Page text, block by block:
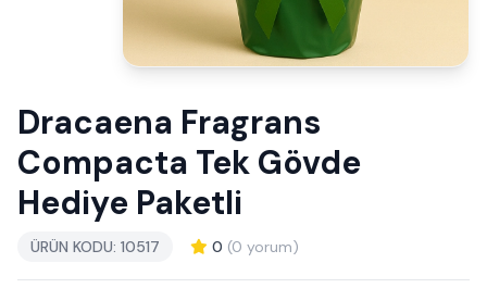
Dracaena Fragrans
Compacta Tek Gövde
Hediye Paketli
ÜRÜN KODU: 10517 0 (0 yorum)